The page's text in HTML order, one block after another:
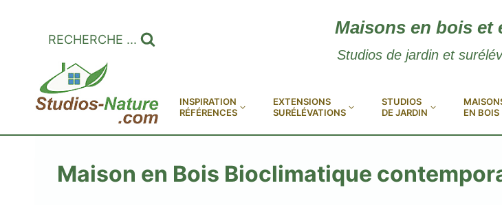
RECHERCHE ...
Maisons en bois et
Studios de jardin et
INSPIRATION
RÉFÉRENCES
EXTENSIONS
SURÉLÉVATIONS
STUDIOS
DE JARDIN
EN BOIS
Maison en Bois Bioclimatique